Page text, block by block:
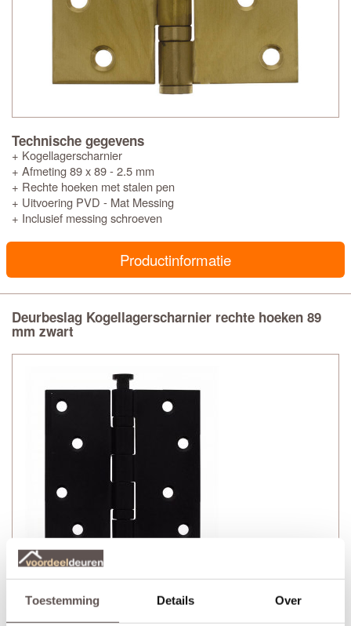
Toestemming Details Over
Technische gegevens
+ Kogellagerscharnier
+ Afmeting 89 x 89 - 2.5 mm
+ Rechte hoeken met stalen pen
+ Uitvoering PVD - Mat Messing
+ Inclusief messing schroeven
Productinformatie
Deurbeslag Kogellagerscharnier rechte hoeken 89
mm zwart
Technische gegevens
+ Kogellagerscharnier